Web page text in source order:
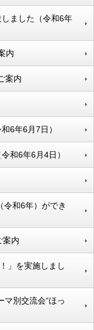
ました（令和6年
内
案内
6年6月7日）
和6年6月4日）
令和6年）ができ
案内
」を実施しまし
別交流会“ほっ